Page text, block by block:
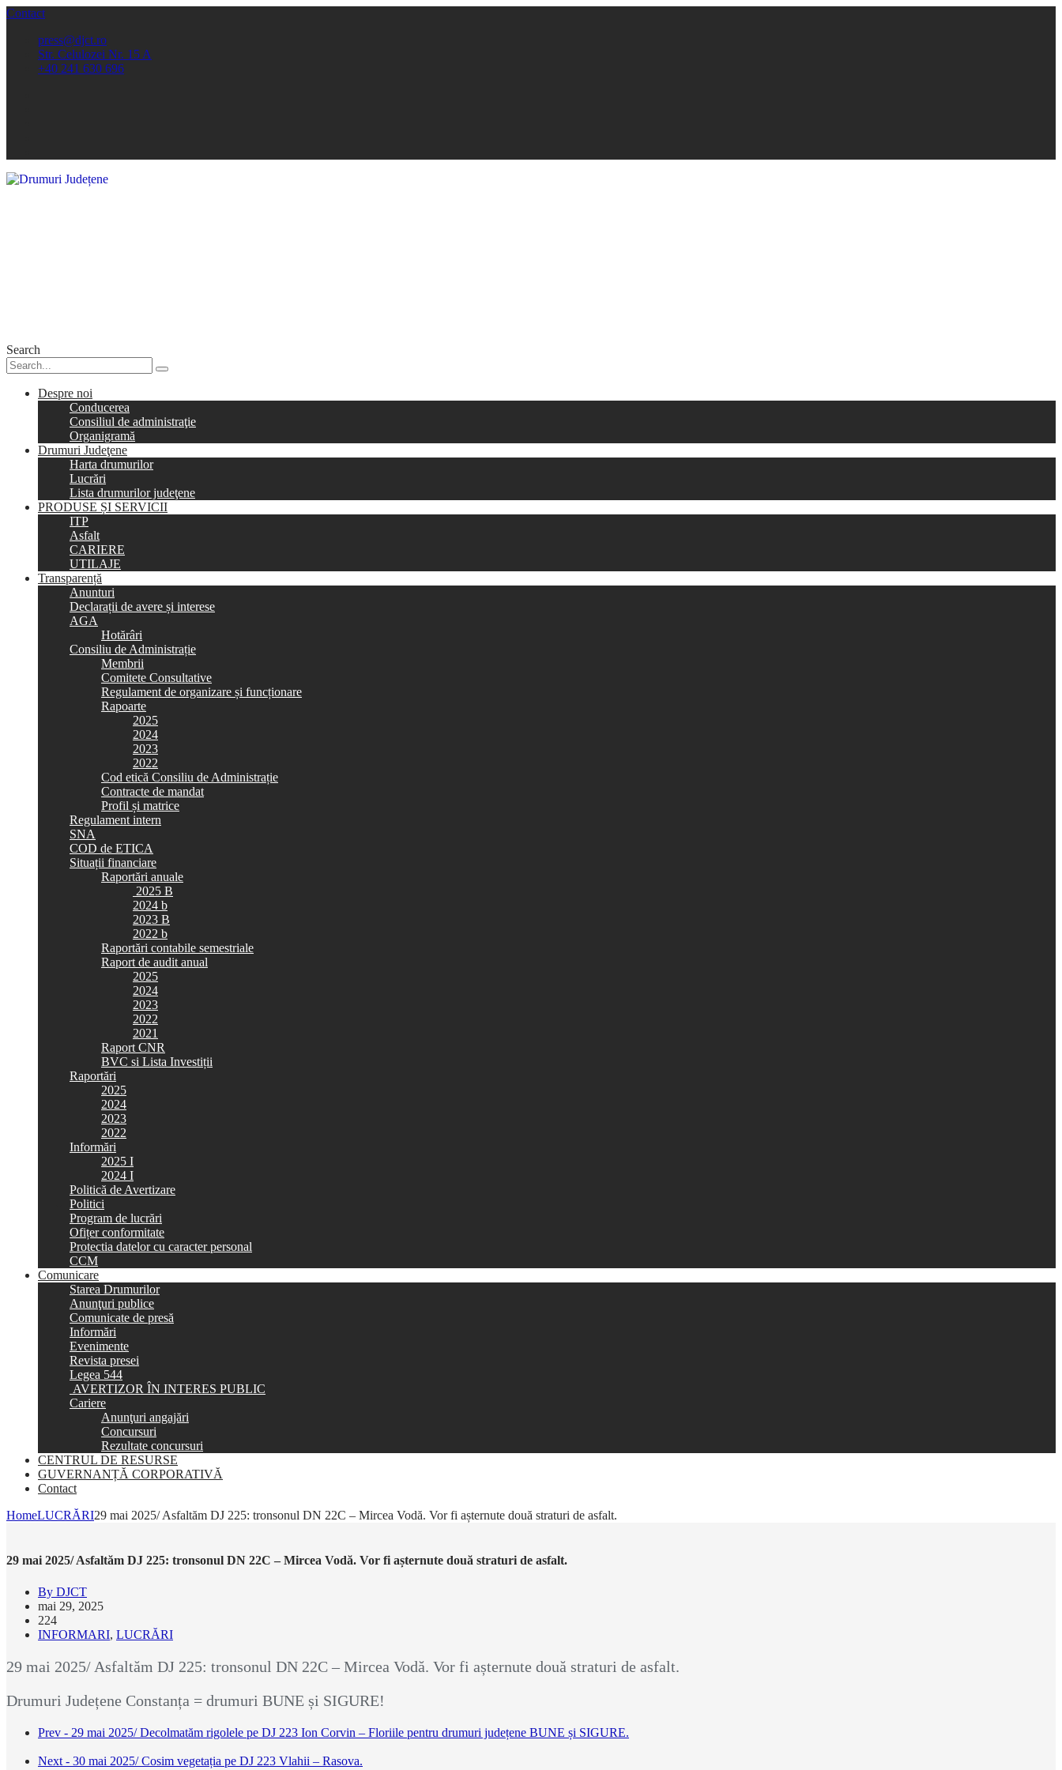
Contact
press@djct.ro
Str. Celulozei Nr. 15 A
+40 241 630 696
Search
Despre noi
Conducerea
Consiliul de administraţie
Organigramă
Drumuri Judeţene
Harta drumurilor
Lucrări
Lista drumurilor judeţene
PRODUSE ȘI SERVICII
ITP
Asfalt
CARIERE
UTILAJE
Transparență
Anunturi
Declarații de avere și interese
AGA
Hotărâri
Consiliu de Administrație
Membrii
Comitete Consultative
Regulament de organizare și funcționare
Rapoarte
2025
2024
2023
2022
Cod etică Consiliu de Administrație
Contracte de mandat
Profil și matrice
Regulament intern
SNA
COD de ETICA
Situații financiare
Raportări anuale
2025 B
2024 b
2023 B
2022 b
Raportări contabile semestriale
Raport de audit anual
2025
2024
2023
2022
2021
Raport CNR
BVC si Lista Investiții
Raportări
2025
2024
2023
2022
Informări
2025 I
2024 I
Politică de Avertizare
Politici
Program de lucrări
Ofițer conformitate
Protectia datelor cu caracter personal
CCM
Comunicare
Starea Drumurilor
Anunţuri publice
Comunicate de presă
Informări
Evenimente
Revista presei
Legea 544
AVERTIZOR ÎN INTERES PUBLIC
Cariere
Anunţuri angajări
Concursuri
Rezultate concursuri
CENTRUL DE RESURSE
GUVERNANȚĂ CORPORATIVĂ
Contact
HomeLUCRĂRI29 mai 2025/ Asfaltăm DJ 225: tronsonul DN 22C – Mircea Vodă. Vor fi așternute două straturi de asfalt.
29 mai 2025/ Asfaltăm DJ 225: tronsonul DN 22C – Mircea Vodă. Vor fi așternute două straturi de asfalt.
By DJCT
mai 29, 2025
224
INFORMARI, LUCRĂRI
29 mai 2025/ Asfaltăm DJ 225: tronsonul DN 22C – Mircea Vodă. Vor fi așternute două straturi de asfalt.
Drumuri Județene Constanța = drumuri BUNE și SIGURE!
Prev - 29 mai 2025/ Decolmatăm rigolele pe DJ 223 Ion Corvin – Floriile pentru drumuri județene BUNE și SIGURE.
Next - 30 mai 2025/ Cosim vegetația pe DJ 223 Vlahii – Rasova.